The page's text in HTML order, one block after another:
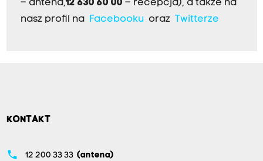
– antena,12 630 60 00 – recepcja), a także na
nasz profil na
Facebookuoraz Twitterze
KONTAKT
phone 12 200 33 33 (antena)